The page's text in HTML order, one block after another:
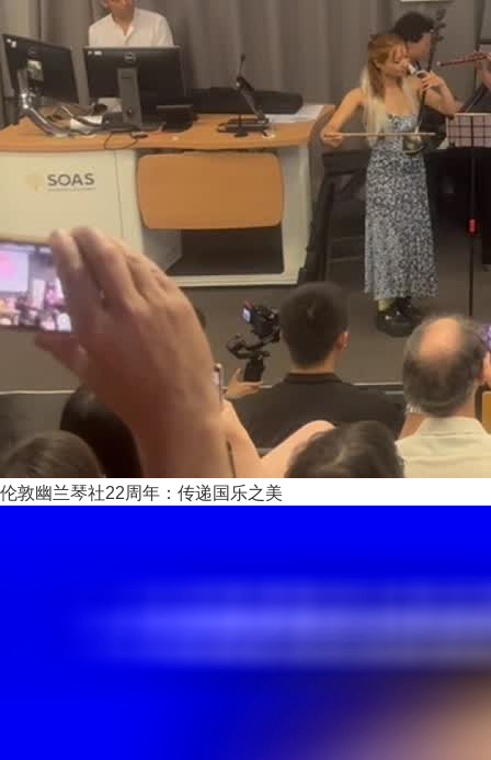
伦敦幽兰琴社22周年：传递国乐之美